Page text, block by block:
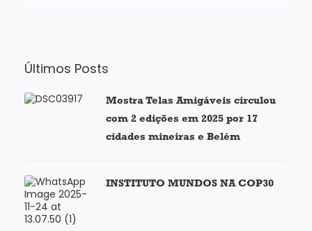
Últimos Posts
Mostra Telas Amigáveis circulou
com 2 edições em 2025 por 17
cidades mineiras e Belém
INSTITUTO MUNDOS NA COP30